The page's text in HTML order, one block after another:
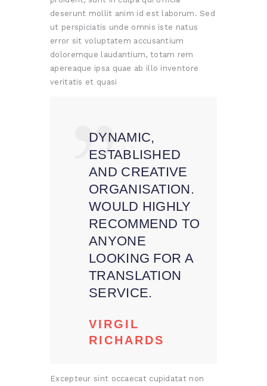
deserunt mollit anim id est laborum. Sed
ut perspiciatis unde omnis iste natus
error sit voluptatem accusantium
doloremque laudantium, totam rem
apereaque ipsa quae ab illo inventore
veritatis et quasi
DYNAMIC,
ESTABLISHED
AND CREATIVE
ORGANISATION.
WOULD HIGHLY
RECOMMEND TO
ANYONE
LOOKING FOR A
TRANSLATION
SERVICE.
VIRGIL
RICHARDS
Excepteur sint occaecat cupidatat non